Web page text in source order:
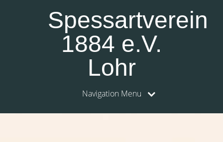
Spessartverein
1884 e.V.
Lohr
Navigation Menu